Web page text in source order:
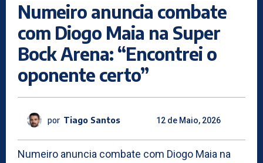
Numeiro anuncia combate
com Diogo Maia na Super
Bock Arena: “Encontrei o
oponente certo”
por Tiago Santos 12 de Maio, 2026
Numeiro anuncia combate com Diogo Maia na